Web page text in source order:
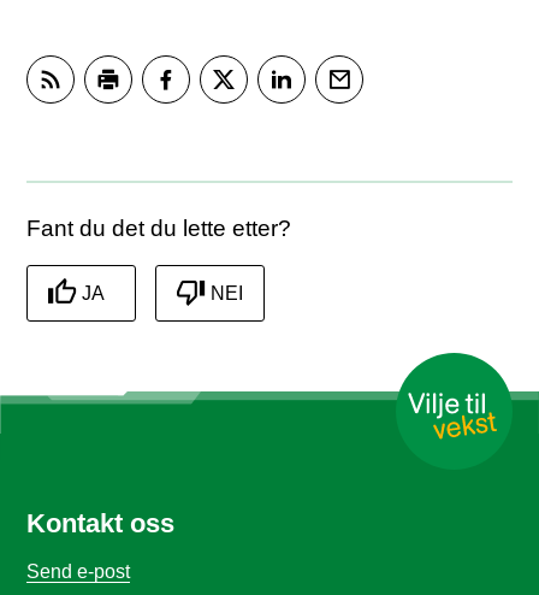
Fant du det du lette etter?
JA NEI
Kontakt oss
Send e-post